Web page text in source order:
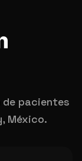
pacientes
México.